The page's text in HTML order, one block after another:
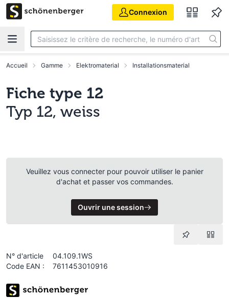
Aller au contenu principal
Connexion
Accueil Gamme Elektromaterial Installationsmaterial
Fiche type 12
Typ 12, weiss
Veuillez vous connecter pour pouvoir utiliser le panier
d'achat et passer vos commandes.
Ouvrir une session
N° d'article
04.109.1WS
Code EAN :
7611453010916